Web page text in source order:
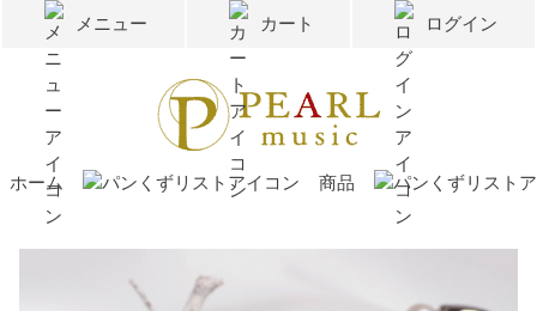
メニュー カート ログイン
ホーム 商品